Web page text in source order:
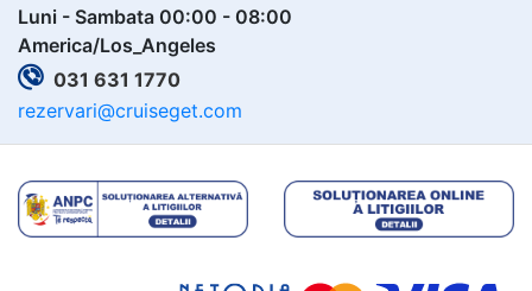
Luni - Sambata 00:00 - 08:00
America/Los_Angeles
031 631 1770
rezervari@cruiseget.com